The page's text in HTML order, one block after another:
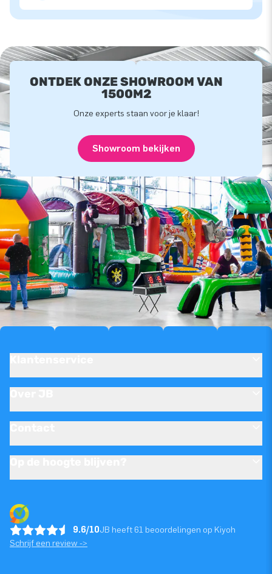
ONTDEK ONZE SHOWROOM VAN
1500M2
Onze experts staan voor je klaar!
Showroom bekijken
9.6/10JB heeft 61 beoordelingen op Kiyoh
Schrijf een review ->